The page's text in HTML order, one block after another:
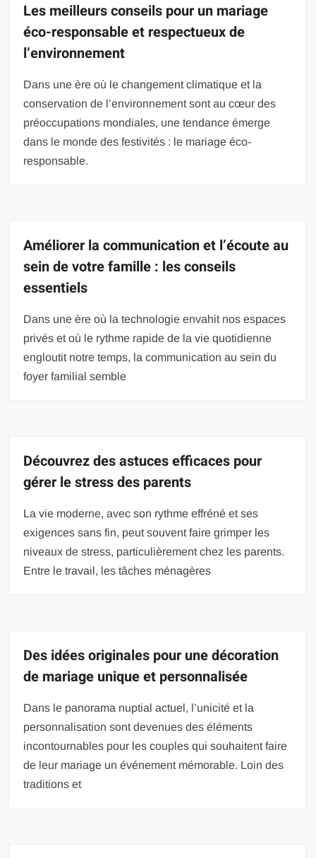
Les meilleurs conseils pour un mariage
éco-responsable et respectueux de
l’environnement
Dans une ère où le changement climatique et la
conservation de l’environnement sont au cœur des
préoccupations mondiales, une tendance émerge
dans le monde des festivités : le mariage éco-
responsable.
Améliorer la communication et l’écoute au
sein de votre famille : les conseils
essentiels
Dans une ère où la technologie envahit nos espaces
privés et où le rythme rapide de la vie quotidienne
engloutit notre temps, la communication au sein du
foyer familial semble
Découvrez des astuces efficaces pour
gérer le stress des parents
La vie moderne, avec son rythme effréné et ses
exigences sans fin, peut souvent faire grimper les
niveaux de stress, particulièrement chez les parents.
Entre le travail, les tâches ménagères
Des idées originales pour une décoration
de mariage unique et personnalisée
Dans le panorama nuptial actuel, l’unicité et la
personnalisation sont devenues des éléments
incontournables pour les couples qui souhaitent faire
de leur mariage un événement mémorable. Loin des
traditions et